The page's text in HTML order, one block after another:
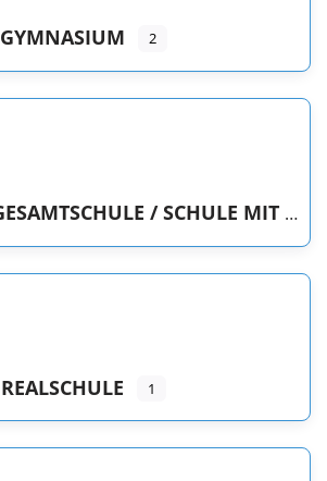
GYMNASIUM 2
INTEGRIERTE GESAMTSCHULE / SCHULE MIT GESAMTSCHULCHARAKTER / FREIE WALDORFSCHULE
REALSCHULE 1